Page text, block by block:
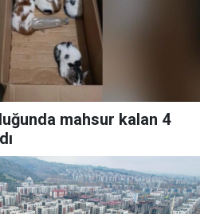
mahsur kalan 4